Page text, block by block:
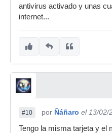
antivirus activado y unas
internet...
#10 por Ñáñaro el 13/02/
Tengo la misma tarjeta y el